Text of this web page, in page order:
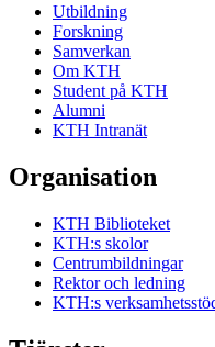
Utbildning
Forskning
Samverkan
Om KTH
Student på KTH
Alumni
KTH Intranät
Organisation
KTH Biblioteket
KTH:s skolor
Centrumbildningar
Rektor och ledning
KTH:s